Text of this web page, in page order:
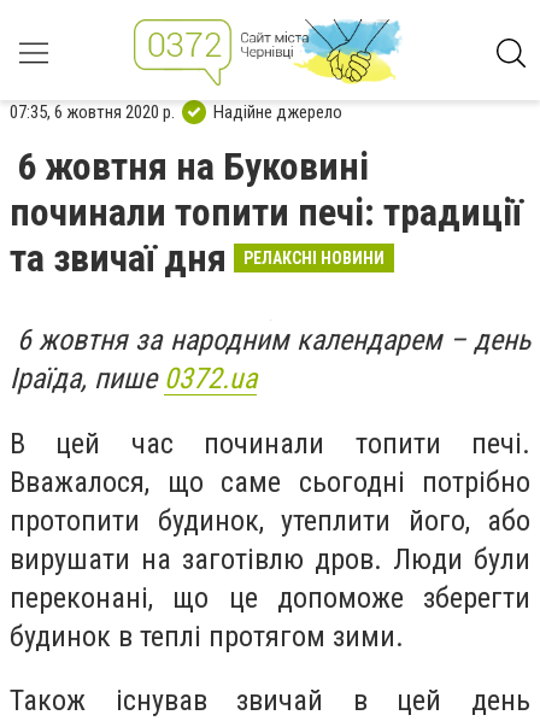
07:35, 6 жовтня 2020 р. Надійне джерело
6 жовтня на Буковині
починали топити печі: традиції
та звичаї дня
РЕЛАКСНІ НОВИНИ
6 жовтня за народним календарем – день
Іраїда, пише 0372.ua
В цей час починали топити печі.
Вважалося, що саме сьогодні потрібно
протопити будинок, утеплити його, або
вирушати на заготівлю дров. Люди були
переконані, що це допоможе зберегти
будинок в теплі протягом зими.
Також існував звичай в цей день